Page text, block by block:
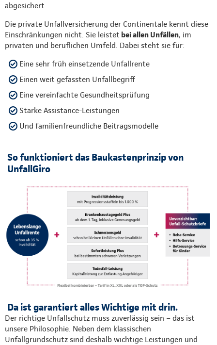
abgesichert.
Die private Unfallversicherung der Continentale kennt diese
Einschränkungen nicht. Sie leistet bei allen Unfällen, im
privaten und beruflichen Umfeld. Dabei steht sie für:
Eine sehr früh einsetzende Unfallrente
Einen weit gefassten Unfallbegriff
Eine vereinfachte Gesundheitsprüfung
Starke Assistance-Leistungen
Und familienfreundliche Beitragsmodelle
So funktioniert das Baukastenprinzip von
UnfallGiro
Da ist garantiert alles Wichtige mit drin.
Der richtige Unfallschutz muss zuverlässig sein – das ist
unsere Philosophie. Neben dem klassischen
Unfallgrundschutz sind deshalb wichtige Leistungen und